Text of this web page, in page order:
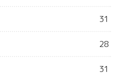
31
28
31